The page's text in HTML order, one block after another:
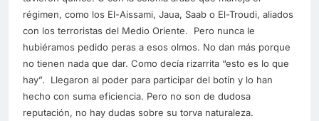
régimen, como los El-Aissami, Jaua, Saab o El-Troudi, aliados
con los terroristas del Medio Oriente. Pero nunca le
hubiéramos pedido peras a esos olmos. No dan más porque
no tienen nada que dar. Como decía rizarrita “esto es lo que
hay”. Llegaron al poder para participar del botín y lo han
hecho con suma eficiencia. Pero no son de dudosa
reputación, no hay dudas sobre su torva naturaleza.